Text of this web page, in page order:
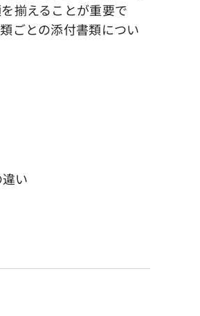
揃えることが重要で
ごとの添付書類につい
い